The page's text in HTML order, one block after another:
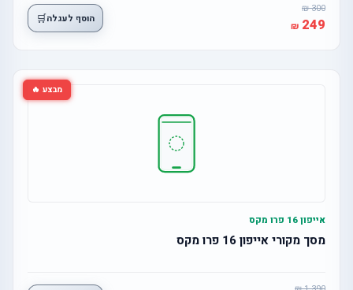
300
249 הוסף לעגלה🛒
מבצע 🔥
אייפון 16 פרו מקס
מסך מקורי אייפון 16 פרו מקס